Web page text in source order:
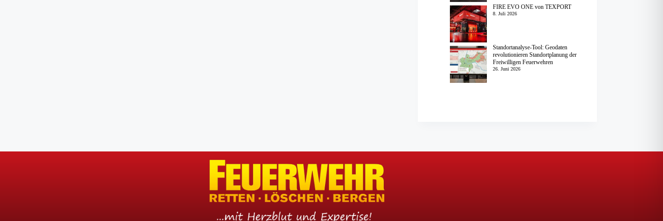
FIRE EVO ONE von TEXPORT
8. Juli 2026
Standortanalyse-Tool: Geodaten
revolutionieren Standortplanung der
Freiwilligen Feuerwehren
26. Juni 2026